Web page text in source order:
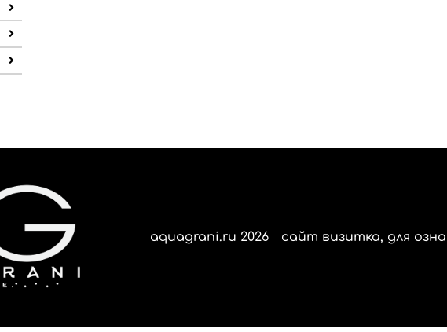
aquagrani.ru 2026 сайт визитка, для